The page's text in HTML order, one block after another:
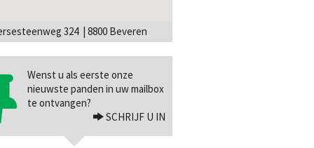
324 | 8800 Beveren
Wenst u als eerste onze
nieuwste panden in uw mailbox
te ontvangen?
SCHRIJF U IN